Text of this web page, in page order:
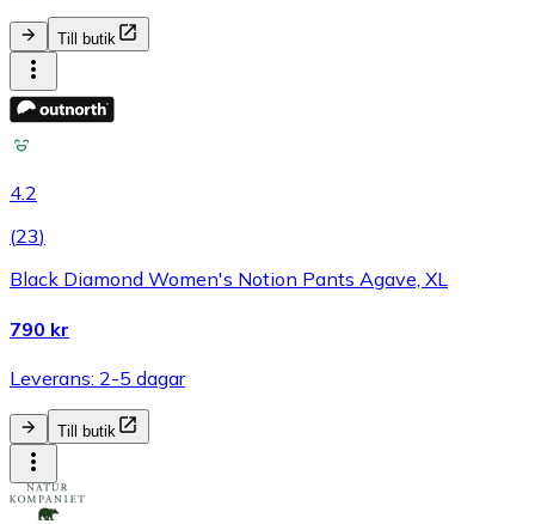
Till butik
4.2
(23)
Black Diamond Women's Notion Pants Agave, XL
790 kr
Leverans: 2-5 dagar
Till butik